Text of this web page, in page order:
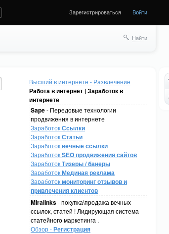
Зарегистрироваться Войти
Найти
Высший в интернете - Развлечение
Работа в интернет | Заработок в
интернете
Sape- Передовые технологии
продвижения в интернете
ЗаработокСсылки
ЗаработокСтатьи
Заработоквечные ссылки
ЗаработокSEO продвижения сайтов
ЗаработокТизеры / банеры
ЗаработокМединая реклама
Заработокмониторинг отзывов и
привлечения клиентов
Miralinks- покупка\продажа вечных
ссылок, статей ! Лидирующая система
статейного маркетинга .
Обзор -Регистрация